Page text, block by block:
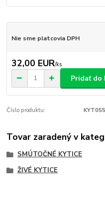
Nie sme platcovia DPH
32,00 EUR/ks
Pridať do
Číslo produktu: KYT055
Tovar zaradený v
SMÚTOČNÉ KYTICE
ŽIVÉ KYTICE